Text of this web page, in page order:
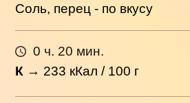
Соль, перец - по вкусу
0 ч. 20 мин.
К → 233 кКал / 100 г